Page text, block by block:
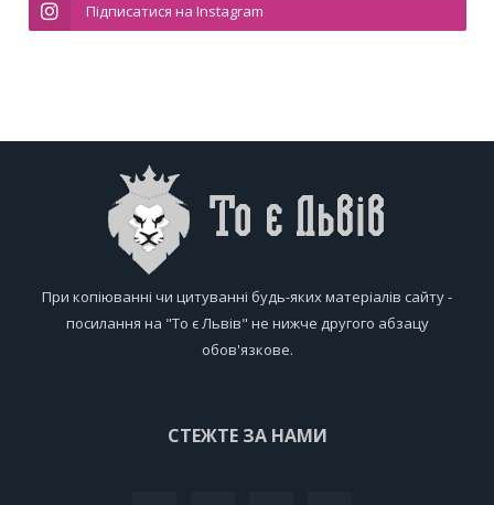
Підписатися на Instagram
При копіюванні чи цитуванні будь-яких матеріалів сайту -
посилання на "То є Львів" не нижче другого абзацу
обов'язкове.
СТЕЖТЕ ЗА НАМИ